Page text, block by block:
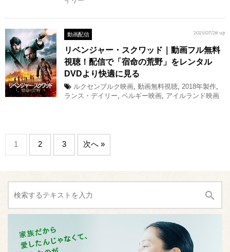
動画配信 2021/07/28 up
リベンジャー・スクワッド｜動画フル無料
視聴！配信で「宿命の荒野」をレンタル
DVDより快適に見る
ルクセンブルク映画, 動画無料視聴, 2018年製作,
ランス・デイリー, ベルギー映画, アイルランド映画
1 2 3 次へ »